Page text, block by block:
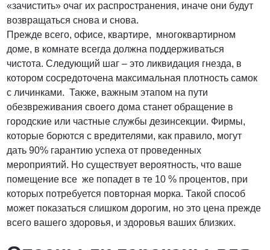
«зачистить» очаг их распространения, иначе они будут
возвращаться снова и снова.
Прежде всего, офисе, квартире, многоквартирном
доме, в комнате всегда должна поддерживаться
чистота. Следующий шаг – это ликвидация гнезда, в
котором сосредоточена максимальная плотность самок
с личинками. Также, важным этапом на пути
обезвреживания своего дома станет обращение в
городские или частные службы дезинсекции. Фирмы,
которые борются с вредителями, как правило, могут
дать 90% гарантию успеха от проведенных
мероприятий. Но существует вероятность, что ваше
помещение все же попадет в те 10 % процентов, при
которых потребуется повторная морка. Такой способ
может показаться слишком дорогим, но это цена прежде
всего вашего здоровья, и здоровья ваших близких.